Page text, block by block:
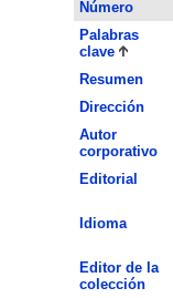
Número
Palabras
clave
Resumen
Dirección
Autor
corporativo
Editorial
Idioma
Editor de la
colección